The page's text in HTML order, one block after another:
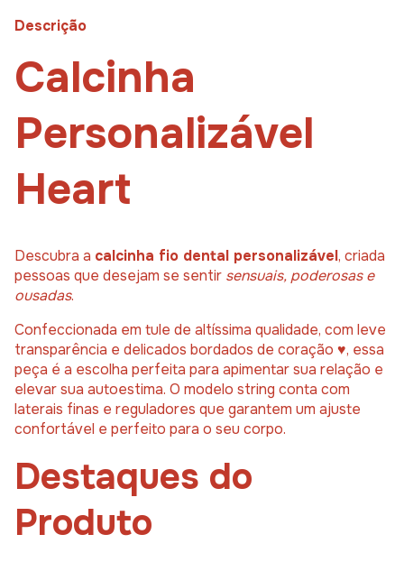
Descrição
Calcinha
Personalizável
Heart
Descubra a calcinha fio dental personalizável, criada
pessoas que desejam se sentir sensuais, poderosas e
ousadas.
Confeccionada em tule de altíssima qualidade, com leve
transparência e delicados bordados de coração ♥️, essa
peça é a escolha perfeita para apimentar sua relação e
elevar sua autoestima. O modelo string conta com
laterais finas e reguladores que garantem um ajuste
confortável e perfeito para o seu corpo.
Destaques do
Produto